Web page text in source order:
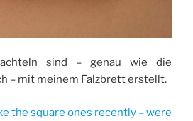
sind – genau wie die
– mit meinem Falzbrett erstellt.
the square ones recently – were